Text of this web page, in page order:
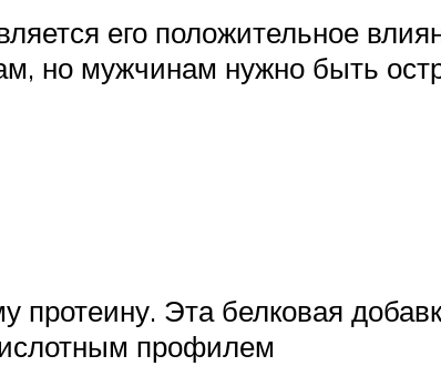
его положительное
но мужчинам нужно быть
протеину. Эта белковая
профилем